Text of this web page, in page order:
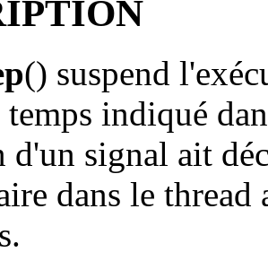
() suspend
temps indiqué
d'un signal ait
dans le